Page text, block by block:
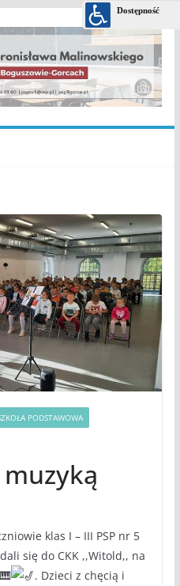
PODSTAWOWA
klas I – III PSP nr 5
się do CKK ,,Witold,, na
. Dzieci z chęcią i